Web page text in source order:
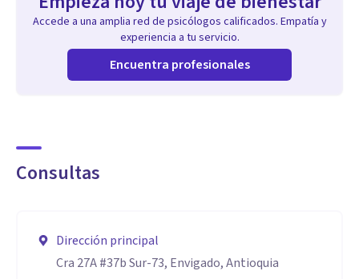
regulación emocional, resolución de conflictos y trabajo
con creencias nucleares
Accede a una amplia red de psicólogos calificados. Empatía y
experiencia a tu servicio.
Encuentra profesionales
Consultas
Dirección principal
Cra 27A #37b Sur-73, Envigado, Antioquia